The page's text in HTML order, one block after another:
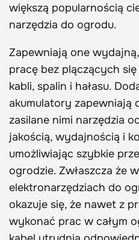
większą popularnością
narzędzia do ogrodu.
Zapewniają one
pracę bez plączących
kabli, spalin i hałasu.
akumulatory zapewniają
zasilane nimi narzędzia
jakością, wydajnością i
umożliwiając szybkie
ogrodzie. Zwłaszcza że
elektronarzędziach do
okazuje się, że nawet z
wykonać prac w całym